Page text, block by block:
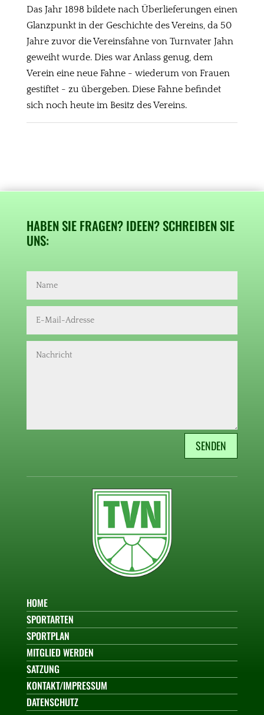
Das Jahr 1898 bildete nach Überlieferungen einen
Glanzpunkt in der Geschichte des Vereins, da 50
Jahre zuvor die Vereinsfahne von Turnvater Jahn
geweiht wurde. Dies war Anlass genug, dem
Verein eine neue Fahne - wiederum von Frauen
gestiftet - zu übergeben. Diese Fahne befindet
sich noch heute im Besitz des Vereins.
HABEN SIE FRAGEN? IDEEN? SCHREIBEN SIE
UNS:
SENDEN
HOME
SPORTARTEN
SPORTPLAN
MITGLIED WERDEN
SATZUNG
KONTAKT/IMPRESSUM
DATENSCHUTZ